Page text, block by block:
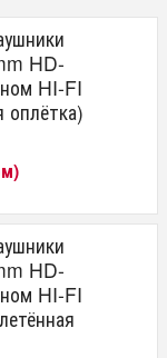
HD-
HI-FI
оплётка)
HD-
HI-FI